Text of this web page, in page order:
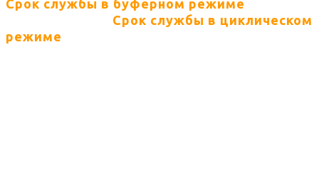
Срок службы в буферном режиме
Срок службы в циклическом
режиме